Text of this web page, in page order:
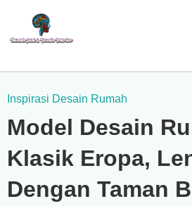
Inspirasi Desain Rumah
Model Desain
Klasik Eropa,
Dengan Taman